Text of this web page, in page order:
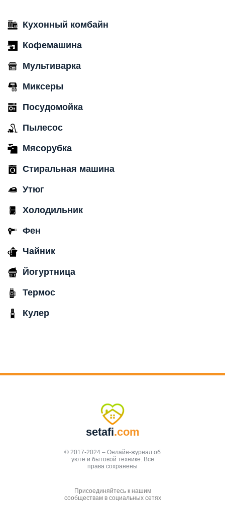
Кухонный комбайн
Кофемашина
Мультиварка
Миксеры
Посудомойка
Пылесос
Мясорубка
Стиральная машина
Утюг
Холодильник
Фен
Чайник
Йогуртница
Термос
Кулер
setafi.com
© 2017-2024 – Онлайн-журнал об
уюте и бытовой технике. Все
права сохранены
Присоединяйтесь к нашим
сообществам в социальных сетях